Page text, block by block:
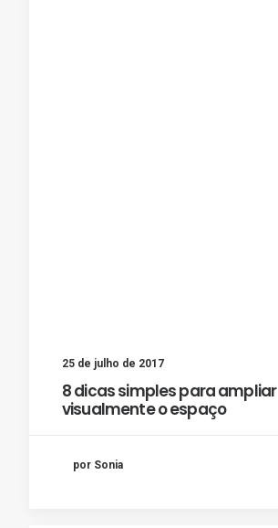
25 de julho de 2017
8 dicas simples para ampliar
visualmente o espaço
por Sonia